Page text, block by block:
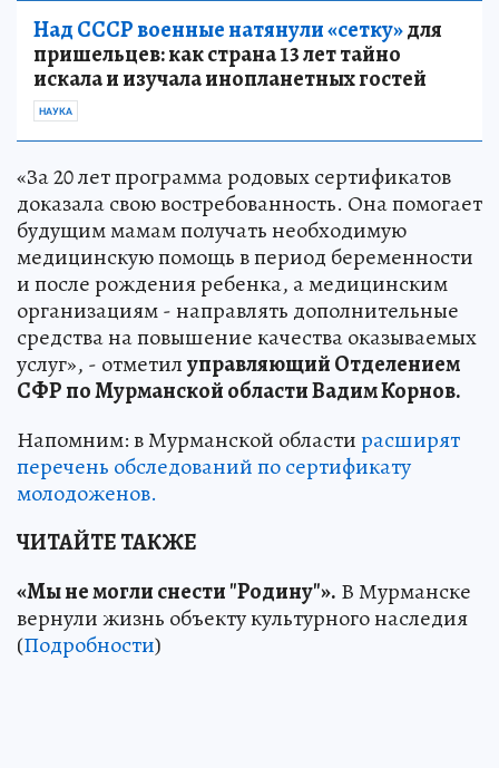
Над СССР военные натянули «сетку»для
пришельцев: как страна 13 лет тайно
искала и изучала инопланетных гостей
НАУКА
«За 20 лет программа родовых сертификатов
доказала свою востребованность. Она помогает
будущим мамам получать необходимую
медицинскую помощь в период беременности
и после рождения ребенка, а медицинским
организациям - направлять дополнительные
средства на повышение качества оказываемых
услуг», - отметилуправляющий Отделением
СФР по Мурманской области Вадим Корнов.
Напомним: в Мурманской областирасширят
перечень обследований по сертификату
молодоженов.
ЧИТАЙТЕ ТАКЖЕ
«Мы не могли снести "Родину"». В Мурманске
вернули жизнь объекту культурного наследия
(Подробности)